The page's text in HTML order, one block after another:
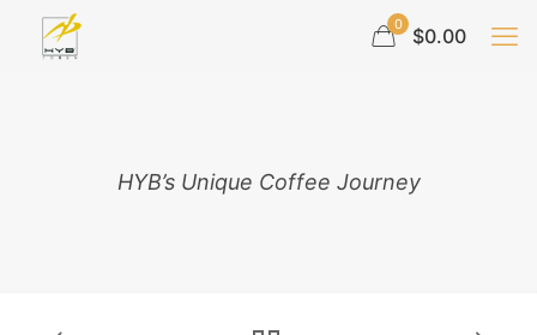
0 $0.00
HYB’s Unique Coffee Journey